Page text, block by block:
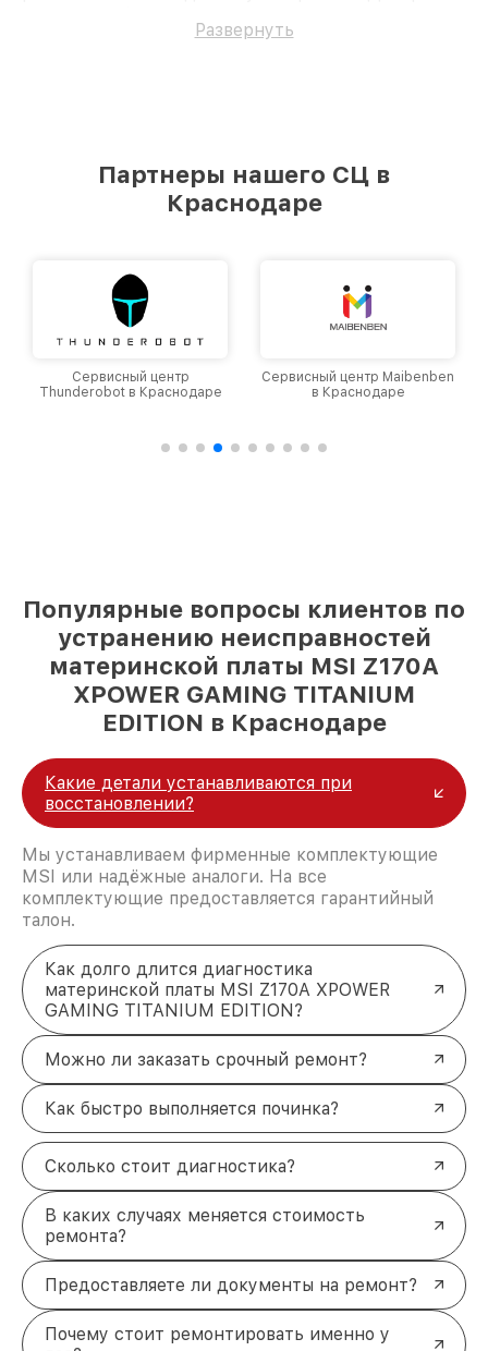
Развернуть
Партнеры нашего СЦ в
Краснодаре
Сервисный центр
Thunderobot в Краснодаре
Сервисный центр Maibenben
в Краснодаре
Популярные вопросы клиентов по
устранению неисправностей
материнской платы MSI Z170A
XPOWER GAMING TITANIUM
EDITION в Краснодаре
Какие детали устанавливаются при
восстановлении?
Мы устанавливаем фирменные комплектующие
MSI или надёжные аналоги. На все
комплектующие предоставляется гарантийный
талон.
Как долго длится диагностика
материнской платы MSI Z170A XPOWER
GAMING TITANIUM EDITION?
Можно ли заказать срочный ремонт?
Как быстро выполняется починка?
Сколько стоит диагностика?
В каких случаях меняется стоимость
ремонта?
Предоставляете ли документы на ремонт?
Почему стоит ремонтировать именно у